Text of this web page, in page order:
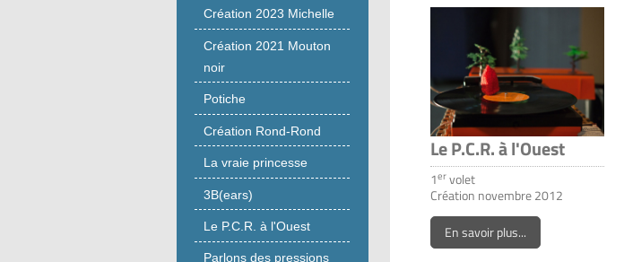
Le P.C.R. à l'Ouest
1ervolet
Création novembre 2012
En savoir plus...
Création 2023 Michelle
Création 2021 Mouton
noir
Potiche
Création Rond-Rond
La vraie princesse
3B(ears)
Le P.C.R. à l'Ouest
Parlons des pressions